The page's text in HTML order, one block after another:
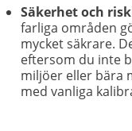
Säkerhet och
farliga områden
mycket säkrare.
eftersom du inte
miljöer eller bära
med vanliga